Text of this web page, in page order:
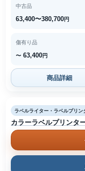
中古品
63,400〜380,700円
傷有り品
〜 63,400円
商品詳細
ラベルライター・ラベルプリン
カラーラベルプリンタ